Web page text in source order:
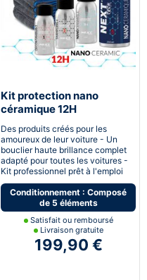
Kit protection nano
céramique 12H
Des produits créés pour les
amoureux de leur voiture - Un
bouclier haute brillance complet
adapté pour toutes les voitures -
Kit professionnel prêt à l'emploi
Conditionnement : Composé
de 5 éléments
Satisfait ou remboursé
Livraison gratuite
199,90 €